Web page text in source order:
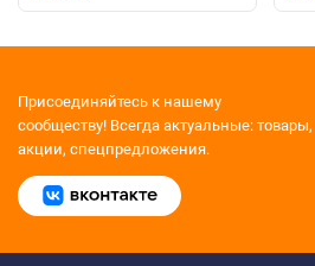
Присоединяйтесь к нашему
сообществу! Всегда актуальные: товары,
акции, спецпредложения.